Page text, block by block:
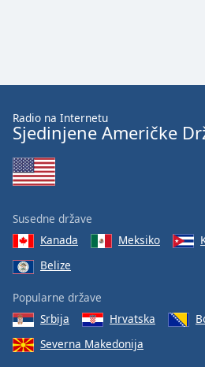
Radio na Internetu
Sjedinjene Američke
Susedne države
Kanada
Meksiko
Belize
Popularne države
Srbija
Hrvatska
Severna Makedonija